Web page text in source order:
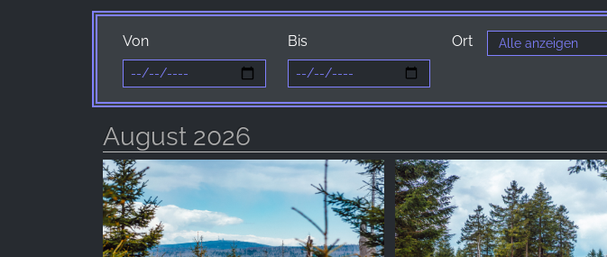
Von Bis Ort
August 2026
Facebook Ireland Ltd.
Werbemessung und Marketing
Cookie
Laufzeit:
3 Monate - 1 Jahr
STATISTIK